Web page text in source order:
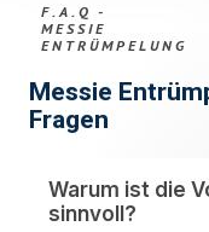
F.A.Q -
MESSIE
ENTRÜMPELUNG
Messie
Fragen
Warum ist die
sinnvoll?